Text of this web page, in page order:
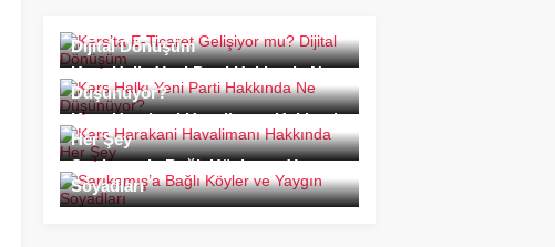
Dijital Dönüşüm
Kars Halkı Yeni Parti Hakkında Ne
Düşünüyor?
Kars Harakani Havalimanı Hakkında
Her Şey
Sarıkamış’a Bağlı Köyler ve Yaygın
Soyadları